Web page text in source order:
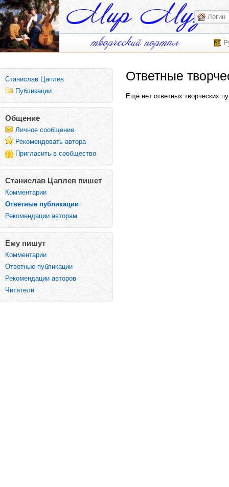
Станислав Цаплев
Публикации
Общение
Личное сообщение
Рекомендовать автора
Пригласить в сообщество
Станислав Цаплев пишет
Комментарии
Ответные публикации
Рекомендации авторам
Ему пишут
Комментарии
Ответные публикации
Рекомендации авторов
Читатели
Ответные
Ещё нет ответных творческих